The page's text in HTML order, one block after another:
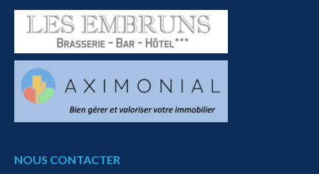
NOUS CONTACTER